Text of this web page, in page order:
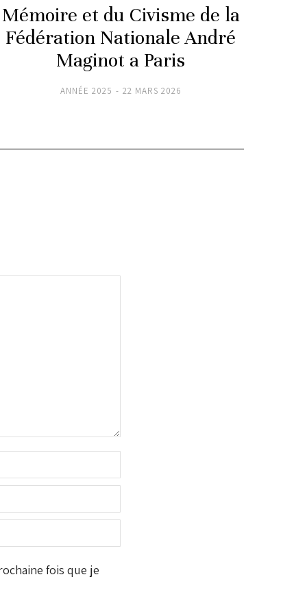
Mémoire et du Civisme de la
Fédération Nationale André
Maginot a Paris
ANNÉE 2025 22 MARS 2026
fois que je